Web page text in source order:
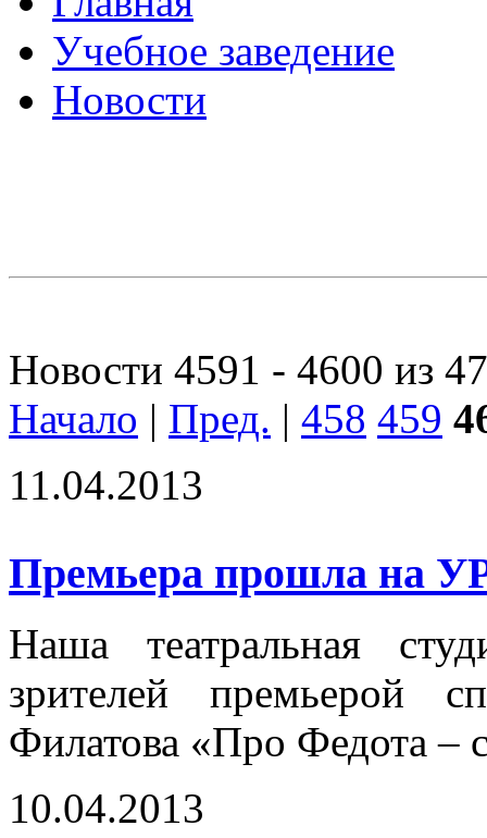
Учебное заведение
Новости
Новости 4591 - 4600 из
Начало | Пред. | 458 459
11.04.2013
Премьера прошла на
Наша театральная
зрителей премьерой
Филатова «Про Федота –
10.04.2013